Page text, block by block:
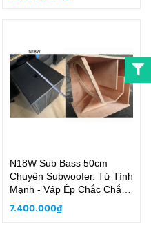
N18W Sub Bass 50cm
Chuyên Subwoofer. Từ Tính
Mạnh - Váp Ép Chắc Chắn,
Chịu Nước Thiết Kế Nén
Hợi Cộng Lực
7.400.000₫